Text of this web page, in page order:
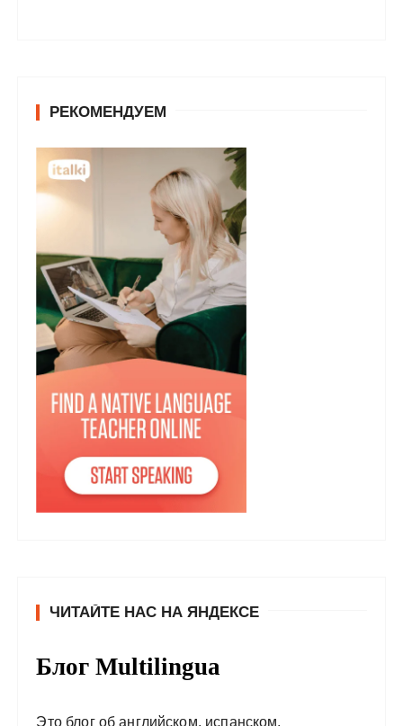
РЕКОМЕНДУЕМ
ЧИТАЙТЕ НАС НА ЯНДЕКСЕ
Блог Multilingua
Это блог об английском, испанском,